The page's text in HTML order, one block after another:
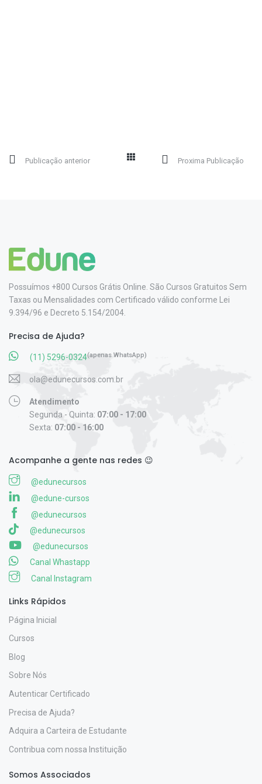
Publicação anterior Proxima Publicação
Possuímos +800 Cursos Grátis Online. São Cursos Gratuitos Sem
Taxas ou Mensalidades com Certificado válido conforme Lei
9.394/96 e Decreto 5.154/2004.
Precisa de Ajuda?
(11) 5296-0324(apenas WhatsApp)
ola@edunecursos.com.br
Atendimento
Segunda - Quinta: 07:00 - 17:00
Sexta: 07:00 - 16:00
Acompanhe a gente nas redes 😉
@edunecursos
@edune-cursos
@edunecursos
@edunecursos
@edunecursos
Canal Whastapp
Canal Instagram
Links Rápidos
Página Inicial
Cursos
Blog
Sobre Nós
Autenticar Certificado
Precisa de Ajuda?
Adquira a Carteira de Estudante
Contribua com nossa Instituição
Somos Associados